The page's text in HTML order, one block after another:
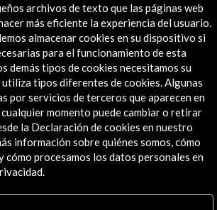
archivos de texto que las páginas web
más eficiente la experiencia del usuario.
almacenar cookies en su dispositivo si
para el funcionamiento de esta
demás tipos de cookies necesitamos su
tipos diferentes de cookies. Algunas
por servicios de terceros que aparecen en
momento puede cambiar o retirar
la Declaración de cookies en nuestro
información sobre quiénes somos, cómo
cómo procesamos los datos personales en